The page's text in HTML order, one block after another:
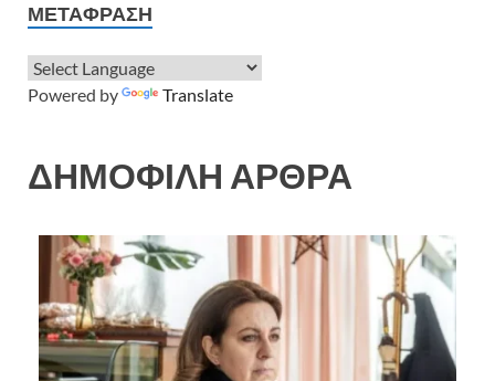
ΜΕΤΆΦΡΑΣΗ
Powered by Translate
ΔΗΜΟΦΙΛΗ ΑΡΘΡΑ